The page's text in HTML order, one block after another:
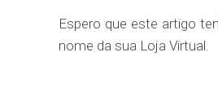
Espero que este artigo
nome da sua Loja Virtual.